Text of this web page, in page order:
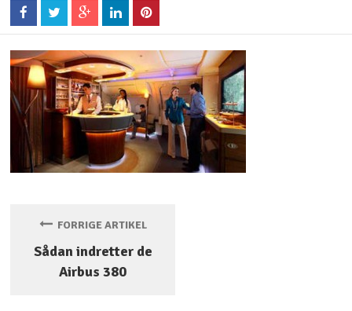
FORRIGE ARTIKEL
Sådan indretter de
Airbus 380